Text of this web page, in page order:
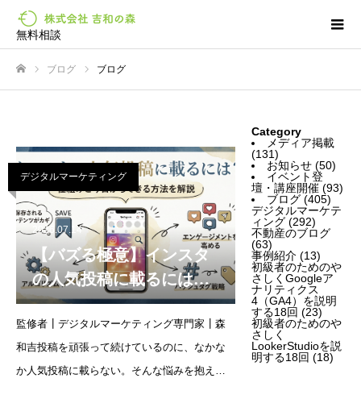
無料相談
ブログ ブログ
デジタルマーケティング
2026.07.14
【バズる極意】インスタ
の人気投稿に載るには？
仕組みと今日からできる7
つの方法を解説
監修者┃デジタルマーケティング専門家┃森
和吉投稿を頑張って続けているのに、なかな
か人気投稿に載らない。そんな悩みを抱えて
Category
メディア掲載
(131)
お知らせ(50)
イベント登
壇・講座開催(93)
ブログ(405)
デジタルマーケテ
ィング(292)
不動産のブログ
(63)
事例紹介(13)
初級者のためのや
さしくGoogleア
ナリティクス
4（GA4）を説明
する18回 (23)
初級者のためのや
さしく
LookerStudioを説
明する18回 (18)